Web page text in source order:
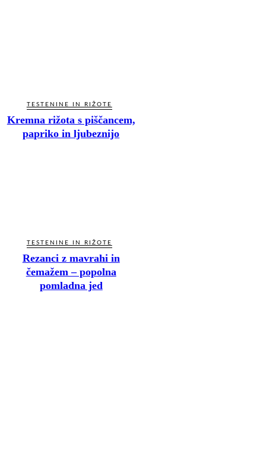
TESTENINE IN RIŽOTE
Kremna rižota s piščancem,
papriko in ljubeznijo
TESTENINE IN RIŽOTE
Rezanci z mavrahi in
čemažem – popolna
pomladna jed